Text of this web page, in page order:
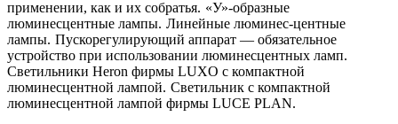
применении, как и их собратья. «У»-образные
люминесцентные лампы. Линейные люминес-центные
лампы. Пускорегулирующий аппарат — обязательное
устройство при использовании люминесцентных ламп.
Светильники Heron фирмы LUXO с компактной
люминесцентной лампой. Светильник с компактной
люминесцентной лампой фирмы LUCE PLAN.